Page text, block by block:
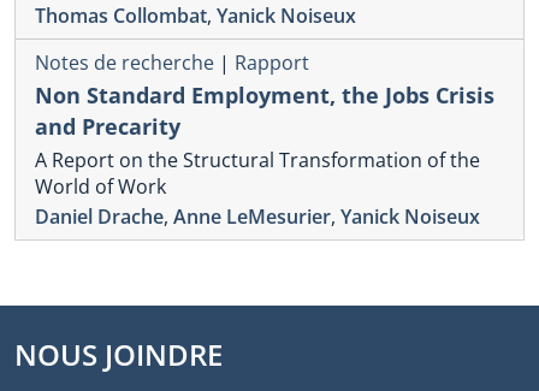
Thomas Collombat, Yanick Noiseux
Notes de recherche | Rapport
Non Standard Employment, the Jobs Crisis
and Precarity
A Report on the Structural Transformation of the
World of Work
Daniel Drache, Anne LeMesurier, Yanick Noiseux
NOUS JOINDRE